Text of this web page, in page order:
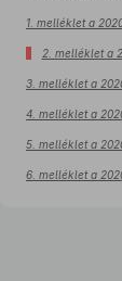
1. melléklet a
2. melléklet a
3. melléklet a
4. melléklet a
5. melléklet a
6. melléklet a